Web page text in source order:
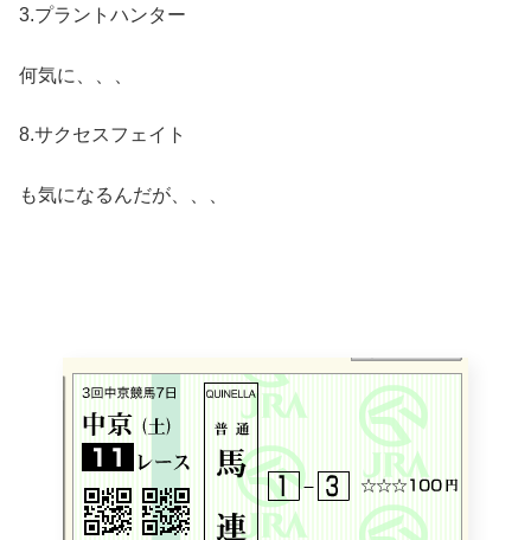
3.プラントハンター
何気に、、、
8.サクセスフェイト
も気になるんだが、、、